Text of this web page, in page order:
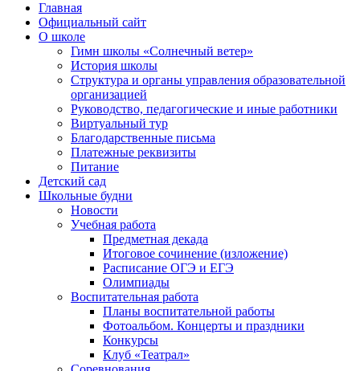
Главная
Официальный сайт
О школе
Гимн школы «Солнечный ветер»
История школы
Структура и органы управления образовательной
организацией
Руководство, педагогические и иные работники
Виртуальный тур
Благодарственные письма
Платежные реквизиты
Питание
Детский сад
Школьные будни
Новости
Учебная работа
Предметная декада
Итоговое сочинение (изложение)
Расписание ОГЭ и ЕГЭ
Олимпиады
Воспитательная работа
Планы воспитательной работы
Фотоальбом. Концерты и праздники
Конкурсы
Клуб «Театрал»